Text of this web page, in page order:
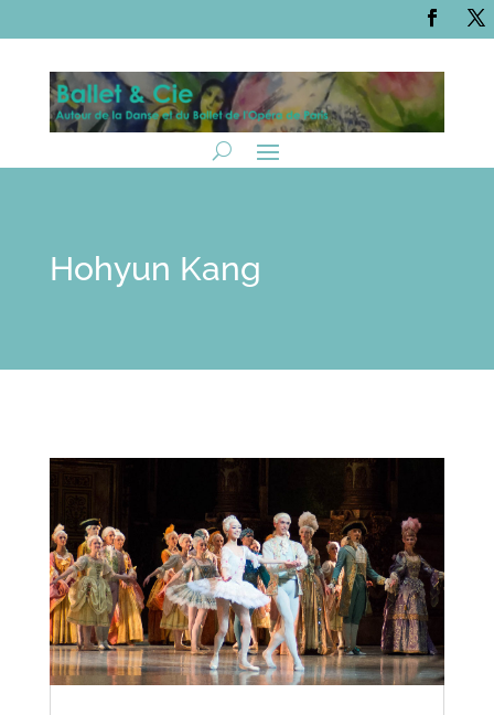
Hohyun Kang